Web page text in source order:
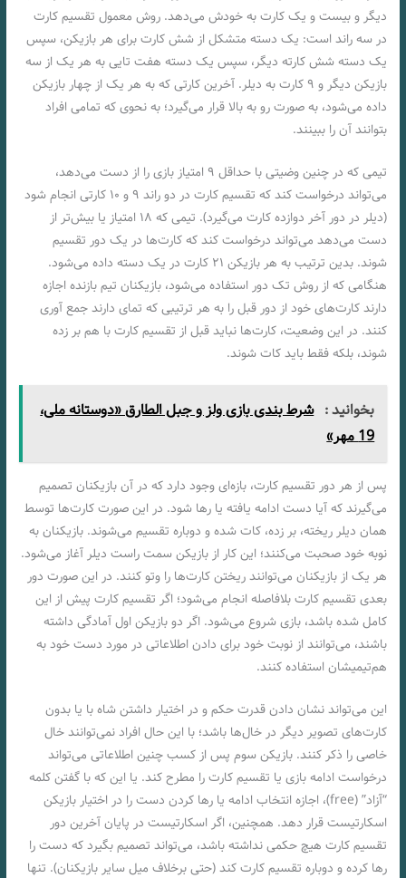
دیگر و بیست و یک کارت به خودش می‌دهد. روش معمول تقسيم کارت
در سه راند است: یک دسته متشکل از شش کارت برای هر بازیکن، سپس
یک دسته شش کارته دیگر، سپس یک دسته هفت تایی به هر یک از سه
بازیکن دیگر و ۹ کارت به دیلر. آخرین کارتی که به هر یک از چهار بازیکن
داده‌ می‌شود، به صورت رو به بالا قرار می‌گیرد؛ به نحوی که تمامی افراد
بتوانند آن را ببینند.
تیمی که در چنین وضیتی با حداقل ۹ امتیاز بازی را از دست می‌دهد،
می‌تواند درخواست کند که تقسيم کارت در دو راند ۹ و ۱۰ کارتی انجام شود
(دیلر در دور آخر دوازده کارت می‌گیرد). تیمی‌ که ۱۸ امتیاز یا بیش‌تر از
دست می‌دهد می‌تواند درخواست کند که کارت‌ها در یک دور تقسیم
شوند. بدین ترتیب به هر بازیکن ۲۱ کارت در یک دسته‌ داده‌ می‌شود.
هنگامی که از روش تک دور استفاده می‌شود، بازیکنان تیم بازنده اجازه
دارند کارت‌های خود از دور قبل را به هر ترتیبی که تمای دارند جمع آوری
کنند. در این وضعیت، کارت‌ها نباید قبل از تقسيم کارت با هم بر زده‌
شوند، بلکه فقط باید کات شوند.
بخوانید : شرط بندی بازی ولز و جبل الطارق «دوستانه ملی،
19 مهر»
پس از هر دور تقسيم کارت، بازه‌ای وجود دارد که در آن بازیکنان تصمیم
می‌گیرند که آیا دست ادامه یافته‌ یا رها شود. در این صورت کارت‌ها توسط
همان دیلر ریخته‌، بر زده‌، کات شده‌ و دوباره تقسیم می‌شوند. بازیکنان به
نوبه خود صحبت می‌کنند؛ این کار از بازیکن سمت راست دیلر آغاز می‌شود.
هر یک از بازیکنان می‌توانند ریختن‌ کارت‌ها را وتو کنند. در این صورت دور
بعدی تقسيم کارت بلافاصله انجام می‌شود؛ اگر تقسيم کارت پیش از این
کامل شده‌ باشد، بازی شروع می‌شود. اگر دو بازیکن اول آمادگی داشته‌
باشند، می‌توانند از نوبت خود برای دادن‌ اطلاعاتی در مورد دست خود به
هم‌تیمیشان استفاده‌ کنند.
این می‌تواند نشان دادن‌ قدرت حکم و در اختیار داشتن‌ شاه با یا بدون
کارت‌های تصویر دیگر در خال‌ها باشد؛ با این حال افراد نمی‌توانند خال
خاصی را ذکر کنند. بازیکن سوم پس از کسب چنین اطلاعاتی می‌تواند
درخواست ادامه بازی یا تقسيم کارت را مطرح کند. یا این که با گفتن‌ کلمه
“آزاد” (free)، اجازه انتخاب ادامه یا رها کردن‌ دست را در اختیار بازیکن
اسکارتیست قرار دهد. همچنین، اگر اسکارتیست در پایان آخرین دور
تقسيم کارت هیچ حکمی نداشته باشد، می‌تواند تصمیم بگیرد که دست را
رها کرده و دوباره تقسيم کارت کند (حتی برخلاف میل سایر بازیکنان). تنها